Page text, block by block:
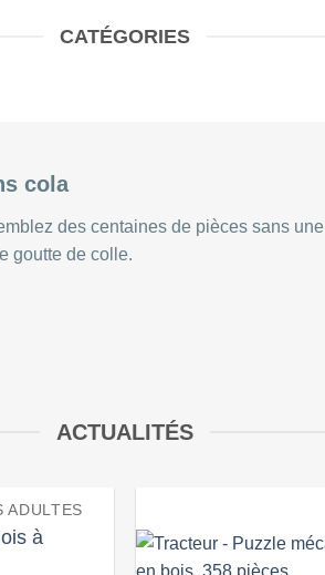
CATÉGORIES
cola
des centaines de pièces sans une
goutte de colle.
ACTUALITÉS
ADULTES
à